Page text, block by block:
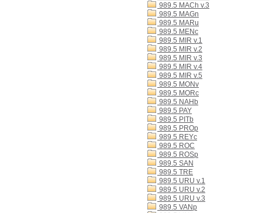
989.5 MACh v.3
989.5 MAGn
989.5 MARu
989.5 MENc
989.5 MIR v.1
989.5 MIR v.2
989.5 MIR v.3
989.5 MIR v.4
989.5 MIR v.5
989.5 MONv
989.5 MORc
989.5 NAHb
989.5 PAY
989.5 PITb
989.5 PROp
989.5 REYc
989.5 ROC
989.5 ROSp
989.5 SAN
989.5 TRE
989.5 URU v.1
989.5 URU v.2
989.5 URU v.3
989.5 VANp